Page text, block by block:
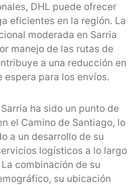
DHL puede ofrecer
eficientes en la región. La
moderada en Sarria
manejo de las rutas de
a una reducción en
espera para los envíos.
ha sido un punto de
el Camino de Santiago, lo
a un desarrollo de su
logísticos a lo largo
combinación de su
su ubicación